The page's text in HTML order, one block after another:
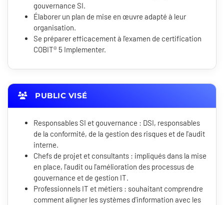
gouvernance SI.
Élaborer un plan de mise en œuvre adapté à leur
organisation.
Se préparer efficacement à l'examen de certification
COBIT® 5 Implementer.
PUBLIC VISÉ
Responsables SI et gouvernance : DSI, responsables
de la conformité, de la gestion des risques et de l'audit
interne.
Chefs de projet et consultants : impliqués dans la mise
en place, l'audit ou l'amélioration des processus de
gouvernance et de gestion IT.
Professionnels IT et métiers : souhaitant comprendre
comment aligner les systèmes d'information avec les